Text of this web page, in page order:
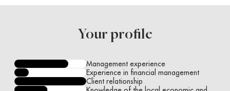
Your profile
Management experience
Experience in financial management
Client relationship